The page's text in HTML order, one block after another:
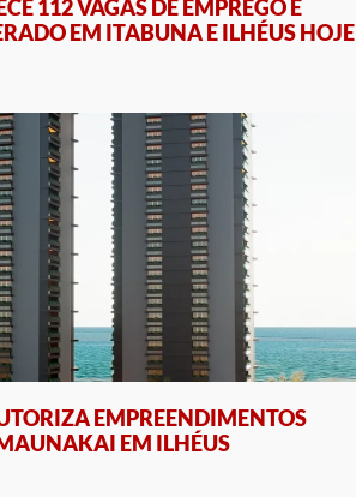
112 VAGAS DE EMPREGO E
EM ITABUNA E ILHÉUS HOJE
EMPREENDIMENTOS
EM ILHÉUS